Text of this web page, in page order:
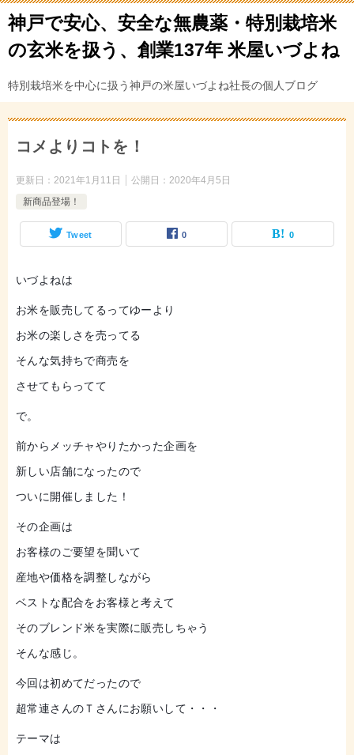
神戸で安心、安全な無農薬・特別栽培米
の玄米を扱う、創業137年 米屋いづよね
特別栽培米を中心に扱う神戸の米屋いづよね社長の個人ブログ
コメよりコトを！
更新日： 2021年1月11日 公開日： 2020年4月5日
新商品登場！
Tweet 0 0
いづよねは
お米を販売してるってゆーより
お米の楽しさを売ってる
そんな気持ちで商売を
させてもらってて
で。
前からメッチャやりたかった企画を
新しい店舗になったので
ついに開催しました！
その企画は
お客様のご要望を聞いて
産地や価格を調整しながら
ベストな配合をお客様と考えて
そのブレンド米を実際に販売しちゃう
そんな感じ。
今回は初めてだったので
超常連さんのＴさんにお願いして・・・
テーマは